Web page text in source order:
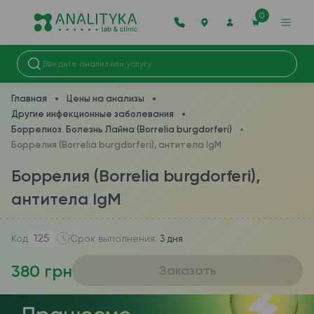
0
Главная
Цены на анализы
Другие инфекционные заболевания
Боррелиоз. Болезнь Лайма (Borrelia burgdorferi)
Боррелия (Borrelia burgdorferi), антитела IgM
Боррелия (Borrelia burgdorferi),
антитела IgM
Код 125 Срок выполнения: 3 дня
380 грн Заказать